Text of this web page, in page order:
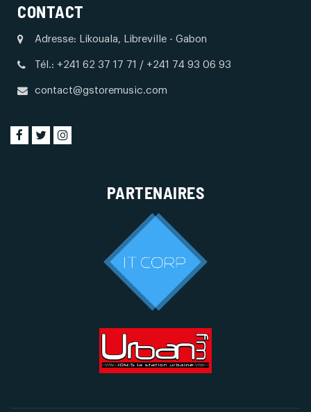
CONTACT
Adresse: Likouala, Libreville - Gabon
Tél.: +241 62 37 17 71 / +241 74 93 06 93
contact@gstoremusic.com
PARTENAIRES